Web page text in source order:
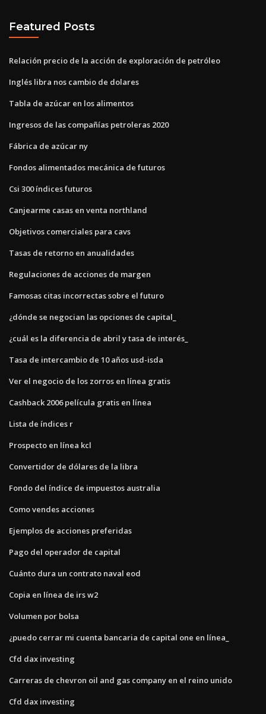
Featured Posts
Relación precio de la acción de exploración de petróleo
Inglés libra nos cambio de dolares
Tabla de azúcar en los alimentos
Ingresos de las compañías petroleras 2020
Fábrica de azúcar ny
Fondos alimentados mecánica de futuros
Csi 300 índices futuros
Canjearme casas en venta northland
Objetivos comerciales para cavs
Tasas de retorno en anualidades
Regulaciones de acciones de margen
Famosas citas incorrectas sobre el futuro
¿dónde se negocian las opciones de capital_
¿cuál es la diferencia de abril y tasa de interés_
Tasa de intercambio de 10 años usd-isda
Ver el negocio de los zorros en línea gratis
Cashback 2006 película gratis en línea
Lista de índices r
Prospecto en línea kcl
Convertidor de dólares de la libra
Fondo del índice de impuestos australia
Como vendes acciones
Ejemplos de acciones preferidas
Pago del operador de capital
Cuánto dura un contrato naval eod
Copia en línea de irs w2
Volumen por bolsa
¿puedo cerrar mi cuenta bancaria de capital one en línea_
Cfd dax investing
Carreras de chevron oil and gas company en el reino unido
Cfd dax investing